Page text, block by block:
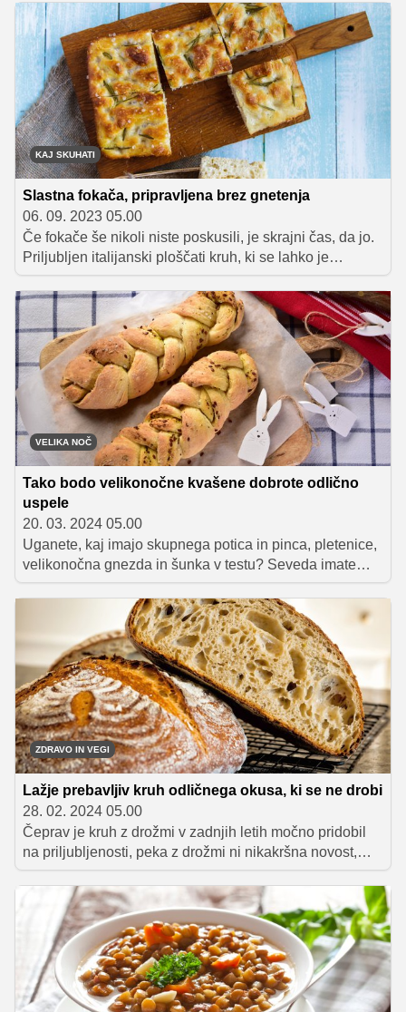
receptu ima kruh sočno in mehko sredico ter hrustljavo
skorjico.
KAJ SKUHATI
Slastna fokača, pripravljena brez gnetenja
06. 09. 2023 05.00
Če fokače še nikoli niste poskusili, je skrajni čas, da jo.
Priljubljen italijanski ploščati kruh, ki se lahko je
samostojno, uporabi za pripravo sendviča ali pa
postreže kot priloga drugi hrani, denimo juhi ali narezku,
je namreč zelo rahel, mehek in voljen, prekriva pa ga
hrustljava, zlato zapečena skorjica. Dodatek olivnega
olja poskrbi za bogato aromo, končni okus fokače pa
lahko nadgradimo z najrazličnejšimi dodatki, med
katerimi so najljubši olive, sveža zelišča in češnjev
paradižnik.
VELIKA NOČ
Tako bodo velikonočne kvašene dobrote odlično
uspele
20. 03. 2024 05.00
Uganete, kaj imajo skupnega potica in pinca, pletenice,
velikonočna gnezda in šunka v testu? Seveda imate
prav, to je kvašeno testo, ki je nepogrešljivo tudi v
številnih drugih tradicionalnih velikonočnih jedeh. Da jih
boste letos ponosno postavili pred svoje najdražje,
morate pri pripravi upoštevati nekaj osnovnih nasvetov,
ne pozabite pa na veliko merico ljubezni.
ZDRAVO IN VEGI
Lažje prebavljiv kruh odličnega okusa, ki se ne drobi
28. 02. 2024 05.00
Čeprav je kruh z drožmi v zadnjih letih močno pridobil
na priljubljenosti, peka z drožmi ni nikakršna novost,
ampak je pravzaprav del naše tradicije. Tako pripravljeni
pekovski izdelki so zaradi mlečnokislinske fermentacije
lažje prebavljivi, dlje obstojni, se ne drobijo in so
odličnega okusa.